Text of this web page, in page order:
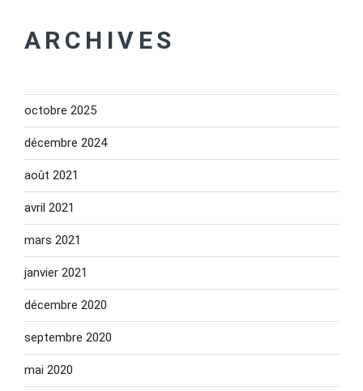
ARCHIVES
octobre 2025
décembre 2024
août 2021
avril 2021
mars 2021
janvier 2021
décembre 2020
septembre 2020
mai 2020